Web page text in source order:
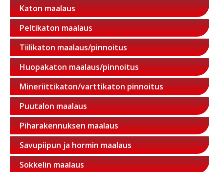
Katon maalaus
Peltikaton maalaus
Tiilikaton maalaus/pinnoitus
Huopakaton maalaus/pinnoitus
Mineriittikaton/varttikaton pinnoitus
Puutalon maalaus
Piharakennuksen maalaus
Savupiipun ja hormin maalaus
Sokkelin maalaus